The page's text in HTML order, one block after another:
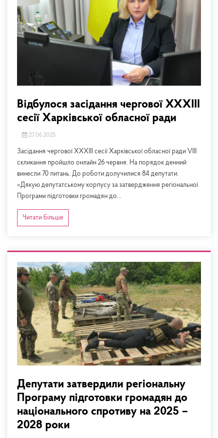
Відбулося засідання чергової XХХІІІ
сесії Харківської обласної ради
27.06.2025
Засідання чергової XХХІІІ сесії Харківської обласної ради VIII
скликання пройшло онлайн 26 червня. На порядок денний
винесли 70 питань. До роботи долучилися 84 депутати.
«Дякую депутатському корпусу за затвердження регіональної
Програми підготовки громадян до...
Читати більше
Депутати затвердили регіональну
Програму підготовки громадян до
національного спротиву на 2025 –
2028 роки